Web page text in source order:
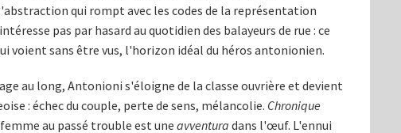
qui rompt avec les codes de la représentation
pas par hasard au quotidien des balayeurs de rue : ce
voient sans être vus, l'horizon idéal du héros antonionien.
au long, Antonioni s'éloigne de la classe ouvrière et devient
: échec du couple, perte de sens, mélancolie. Chronique
au passé trouble est une avventura dans l'œuf. L'ennui